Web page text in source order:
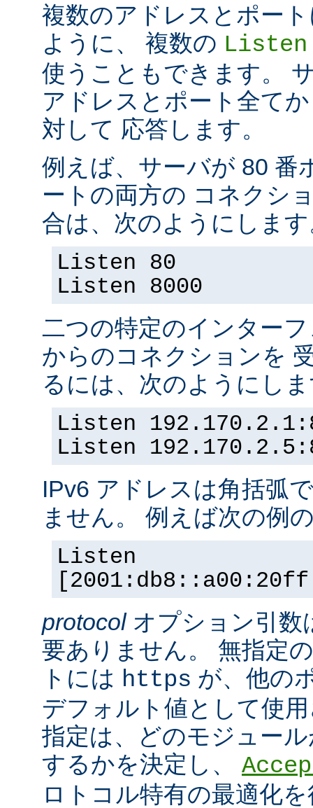
複数のアドレスとポー
ように、 複数の Listen
使うこともできます。
アドレスとポート全て
対して 応答します。
例えば、サーバが 80 番
ートの両方の コネクシ
合は、次のようにしま
Listen 80
Listen 8000
二つの特定のインター
からのコネクションを
るには、次のようにし
Listen
Listen
IPv6 アドレスは角括弧
ません。 例えば次の例
Listen
protocolオプション引数
要ありません。 無指定
トには https が、他の
デフォルト値として使
指定は、どのモジュー
するかを決定し、
ロトコル特有の最適化